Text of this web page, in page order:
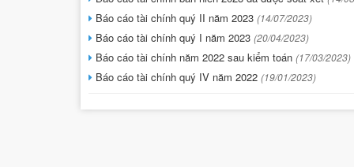
Báo cáo tài chính quý II năm 2023 (14/07/2023)
Báo cáo tài chính quý I năm 2023 (20/04/2023)
Báo cáo tài chính năm 2022 sau kiểm toán (17/03/2023)
Báo cáo tài chính quý IV năm 2022 (19/01/2023)